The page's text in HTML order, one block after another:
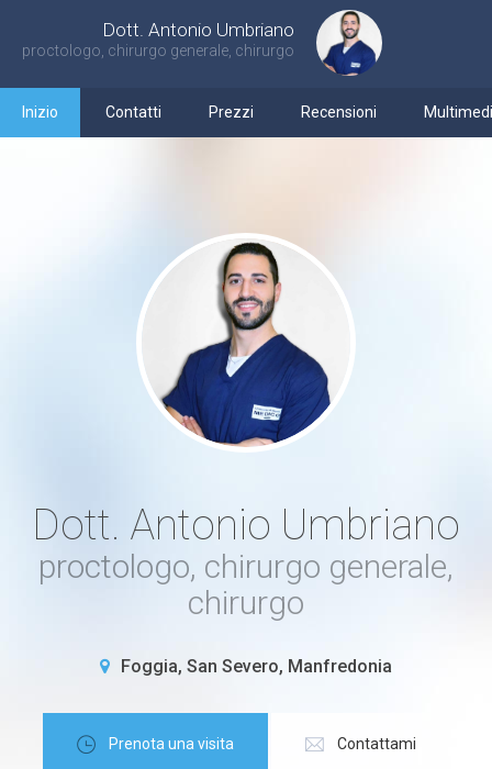
Dott. Antonio Umbriano
proctologo, chirurgo generale, chirurgo
Inizio Contatti Prezzi Recensioni
Dott. Antonio Umbriano
proctologo, chirurgo generale,
chirurgo
Foggia, San Severo, Manfredonia
Prenota una visita Contattami